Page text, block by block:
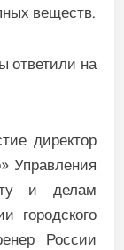
веществ.
ответили на
директор
Управления
и делам
городского
России